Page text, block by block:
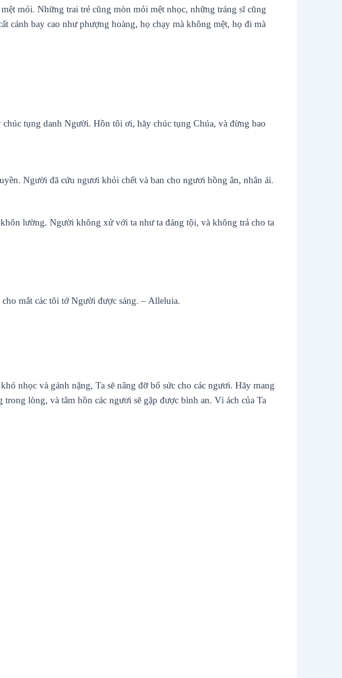
mỏi. Những trai trẻ cũng mòn mỏi mệt nhọc, những tráng sĩ cũng
cánh bay cao như phượng hoàng, họ chạy mà không mệt, họ đi mà
tụng danh Người. Hồn tôi ơi, hãy chúc tụng Chúa, và đừng bao
Người đã cứu ngươi khỏi chết và ban cho ngươi hồng ân, nhân ái.
lường. Người không xử với ta như ta đáng tội, và không trả cho ta
mắt các tôi tớ Người được sáng. – Alleluia.
nhọc và gánh nặng, Ta sẽ nâng đỡ bổ sức cho các ngươi. Hãy mang
lòng, và tâm hồn các ngươi sẽ gặp được bình an. Vì ách của Ta